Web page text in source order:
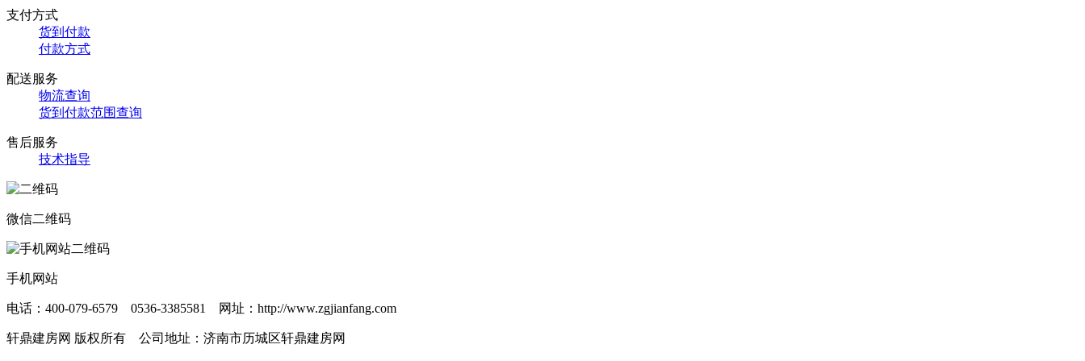
支付方式
货到付款
付款方式
配送服务
物流查询
货到付款范围查询
售后服务
技术指导
微信二维码
手机网站
电话：400-079-6579 0536-3385581 网址：http://www.zgjianfang.com
轩鼎建房网 版权所有 公司地址：济南市历城区轩鼎建房网